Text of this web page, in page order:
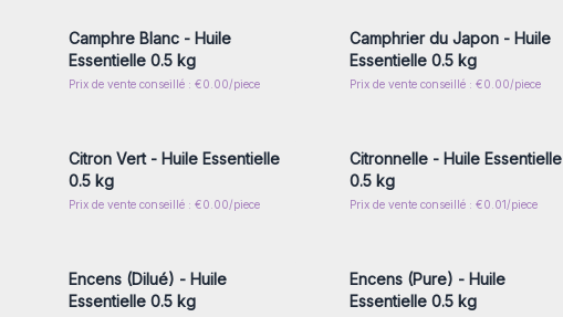
Camphre Blanc - Huile
Essentielle 0.5 kg
Prix de vente conseillé : €0.00/piece
Camphrier du Japon - Huile
Essentielle 0.5 kg
Prix de vente conseillé : €0.00/piece
Connectez-vous ou inscrivez-
Citron Vert - Huile Essentielle
0.5 kg
Prix de vente conseillé : €0.00/piece
Connectez-vous ou inscrivez-
Citronnelle - Huile Essentielle
0.5 kg
Prix de vente conseillé : €0.01/piece
Connectez-vous ou inscrivez-
Encens (Dilué) - Huile
Essentielle 0.5 kg
Connectez-vous ou inscrivez-
Encens (Pure) - Huile
Essentielle 0.5 kg